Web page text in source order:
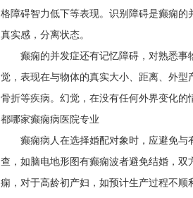
格障碍智力低下等表现。识别障碍是癫痫
真实感，分离状态。
癫痫的并发症还有记忆障碍，对熟悉
觉，表现在与物体的真实大小、距离、外
骨折等疾病。幻觉，在没有任何外界变化的
都哪家癫痫病医院专业
癫痫病人在选择婚配对象时，应避免
查，如脑电地形图有癫痫波者避免结婚，
痫，对于高龄初产妇，如预计生产过程不